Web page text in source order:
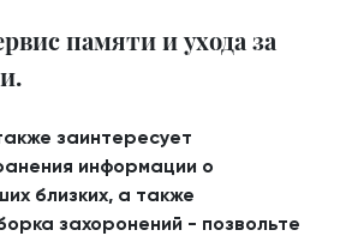
памяти и ухода за
заинтересует
информации о
близких, а также
захоронений - позвольте